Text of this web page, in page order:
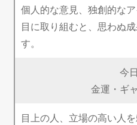
個人的な意見、独創的な
目に取り組むと、思わぬ
す。
今
金運・ギ
目上の人、立場の高い人